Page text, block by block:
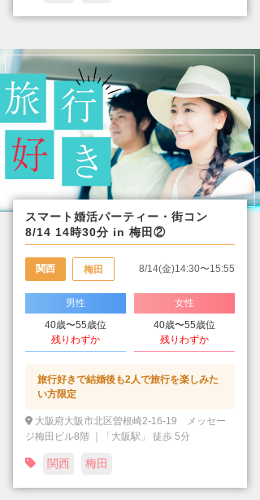
スマート婚活パーティー・街コン
8/14 14時30分 in 梅田②
関西 梅田 8/14(金)14:30〜15:55
男性
40歳〜55歳位
残りわずか
女性
40歳〜55歳位
残りわずか
旅行好きで結婚後も2人で旅行を楽しみた
い方限定
大阪府大阪市北区曽根崎2-16-19 メッセー
ジ梅田ビル8階 ｜「大阪駅」 徒歩 5分
関西 梅田